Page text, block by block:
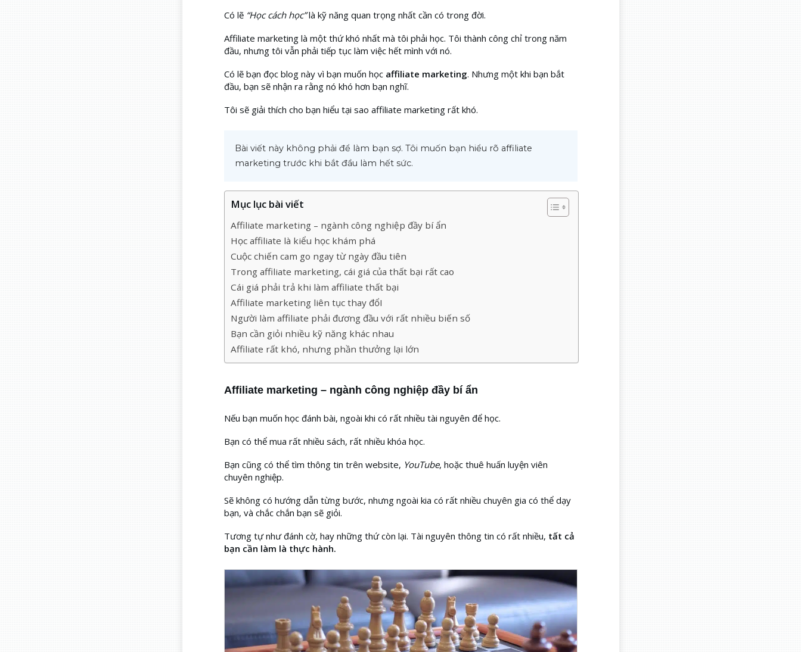
Có lẽ“Học cách học”là kỹ năng quan trọng nhất cần có trong đời.
Affiliate marketing là một thứ khó nhất mà tôi phải học. Tôi thành công chỉ trong năm
đầu, nhưng tôi vẫn phải tiếp tục làm việc hết mình với nó.
Có lẽ bạn đọc blog này vì bạn muốn họcaffiliate marketing. Nhưng một khi bạn bắt
đầu, bạn sẽ nhận ra rằng nó khó hơn bạn nghĩ.
Tôi sẽ giải thích cho bạn hiểu tại sao affiliate marketing rất khó.
Bài viết này không phải để làm bạn sợ. Tôi muốn bạn hiểu rõ affiliate
marketing trước khi bắt đầu làm hết sức.
Mục lục bài viết
Affiliate marketing – ngành công nghiệp đầy bí ẩn
Học affiliate là kiểu học khám phá
Cuộc chiến cam go ngay từ ngày đầu tiên
Trong affiliate marketing, cái giá của thất bại rất cao
Cái giá phải trả khi làm affiliate thất bại
Affiliate marketing liên tục thay đổI
Người làm affiliate phải đương đầu với rất nhiều biến số
Bạn cần giỏi nhiều kỹ năng khác nhau
Affiliate rất khó, nhưng phần thưởng lại lớn
Affiliate marketing – ngành công nghiệp đầy bí ẩn
Nếu bạn muốn học đánh bài, ngoài khi có rất nhiều tài nguyên để học.
Bạn có thể mua rất nhiều sách, rất nhiều khóa học.
Bạn cũng có thể tìm thông tin trên website, YouTube, hoặc thuê huấn luyện viên
chuyên nghiệp.
Sẽ không có hướng dẫn từng bước, nhưng ngoài kia có rất nhiều chuyên gia có thể dạy
bạn, và chắc chắn bạn sẽ giỏi.
Tương tự như đánh cờ, hay những thứ còn lại. Tài nguyên thông tin có rất nhiều, tất cả
bạn cần làm là thực hành.